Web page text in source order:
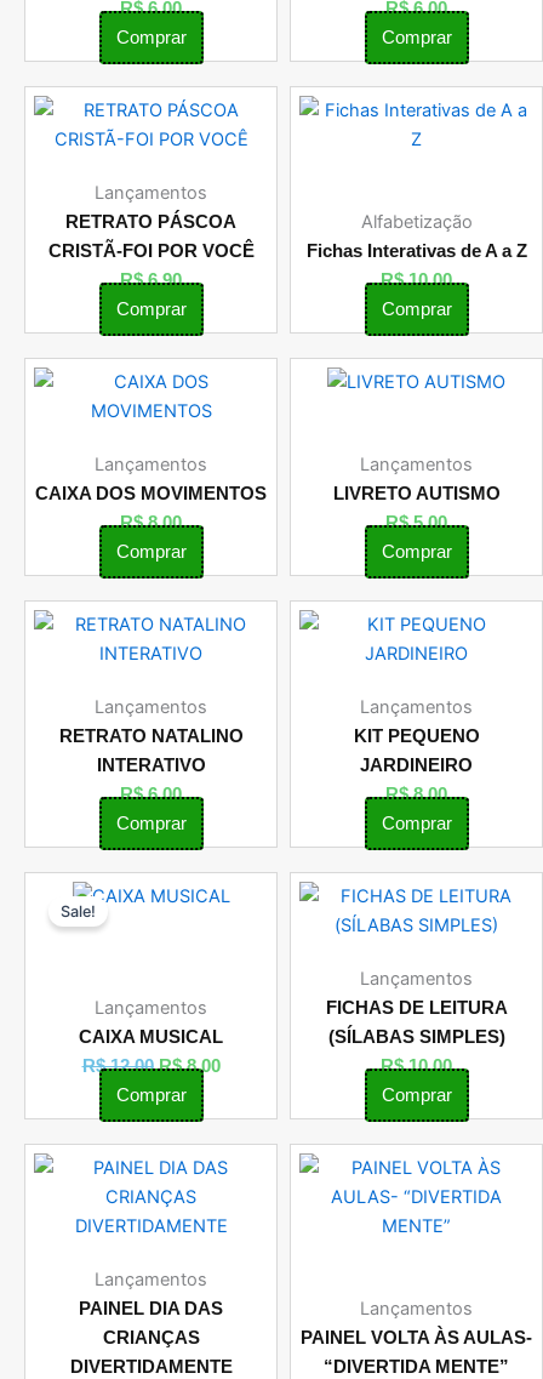
R$6,00
Comprar
R$6,00
Comprar
Lançamentos
RETRATO PÁSCOA
CRISTÃ-FOI POR VOCÊ
R$6,90
Comprar
Alfabetização
Fichas Interativas de A a Z
R$10,00
Comprar
Lançamentos
CAIXA DOS MOVIMENTOS
R$8,00
Comprar
Lançamentos
LIVRETO AUTISMO
R$5,00
Comprar
Lançamentos
RETRATO NATALINO
INTERATIVO
R$6,00
Comprar
Lançamentos
KIT PEQUENO
JARDINEIRO
R$8,00
Comprar
Sale!
Lançamentos
CAIXA MUSICAL
R$12,00
O
R$ 12,00.
R$8,00
O
Comprar
Lançamentos
FICHAS DE LEITURA
(SÍLABAS SIMPLES)
R$10,00
Comprar
Lançamentos
PAINEL DIA DAS
CRIANÇAS
DIVERTIDAMENTE
Lançamentos
PAINEL VOLTA ÀS AULAS-
“DIVERTIDA MENTE”